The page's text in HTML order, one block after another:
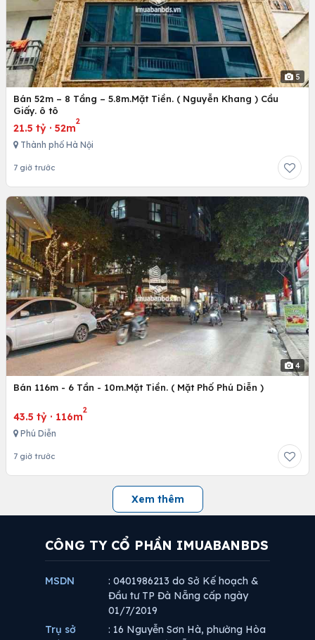
5
Bán 52m – 8 Tầng – 5.8m.Mặt Tiền. ( Nguyễn Khang ) Cầu
Giấy. ô tô
21.5 tỷ · 52m
2
Thành phố Hà Nội
7 giờ trước
4
Bán 116m - 6 Tần - 10m.Mặt Tiền. ( Mặt Phố Phú Diễn )
43.5 tỷ · 116m
2
Phú Diễn
7 giờ trước
Xem thêm
CÔNG TY CỔ PHẦN IMUABANBDS
MSDN
: 0401986213 do Sở Kế hoạch &
Đầu tư TP Đà Nẵng cấp ngày
01/7/2019
Trụ sở
: 16 Nguyễn Sơn Hà, phường Hòa